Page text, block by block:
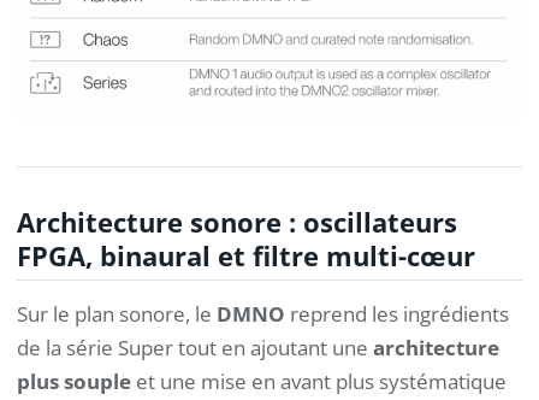
Architecture sonore : oscillateurs
FPGA, binaural et filtre multi-cœur
Sur le plan sonore, le DMNO reprend les ingrédients
de la série Super tout en ajoutant une architecture
plus souple et une mise en avant plus systématique